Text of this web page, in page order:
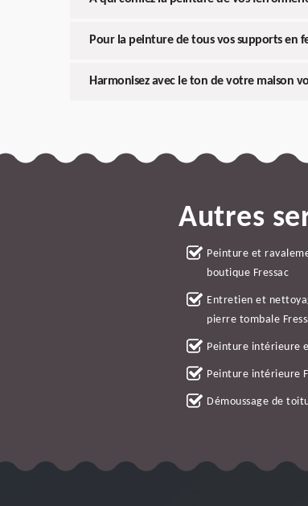
Pour la peinture de tous vos supports en
Harmonisez avec le ton de votre maison
Autres
Peinture et
boutique Fressac
Entretien et
pierre tombale
Peinture intérieure
Peinture intérieure
Démoussage de